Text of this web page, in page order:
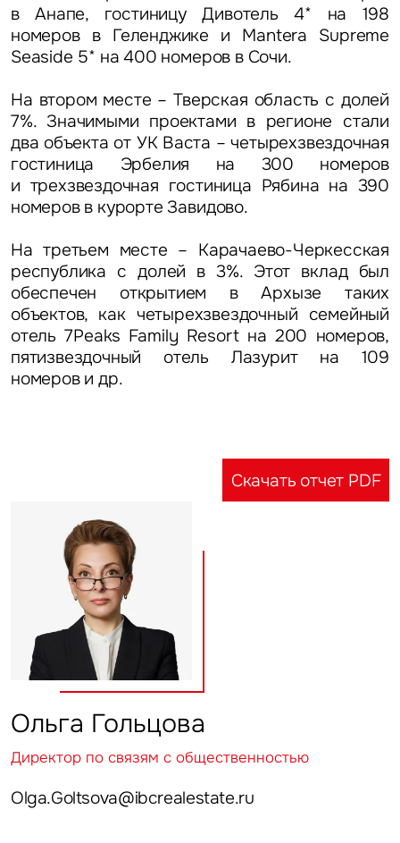
в Анапе, гостиницу Дивотель 4* на 198
номеров в Геленджике и Mantera Supreme
Seaside 5* на 400 номеров в Сочи.
На втором месте – Тверская область с долей
7%. Значимыми проектами в регионе стали
два объекта от УК Васта – четырехзвездочная
гостиница Эрбелия на 300 номеров
и трехзвездочная гостиница Рябина на 390
номеров в курорте Завидово.
На третьем месте – Карачаево-Черкесская
республика с долей в 3%. Этот вклад был
обеспечен открытием в Архызе таких
объектов, как четырехзвездочный семейный
отель 7Peaks Family Resort на 200 номеров,
пятизвездочный отель Лазурит на 109
номеров и др.
Скачать отчет PDF
Ольга Гольцова
Директор по связям с общественностью
Olga.Goltsova@ibcrealestate.ru
на обработку и использование ваших персональных данных
персональных данных